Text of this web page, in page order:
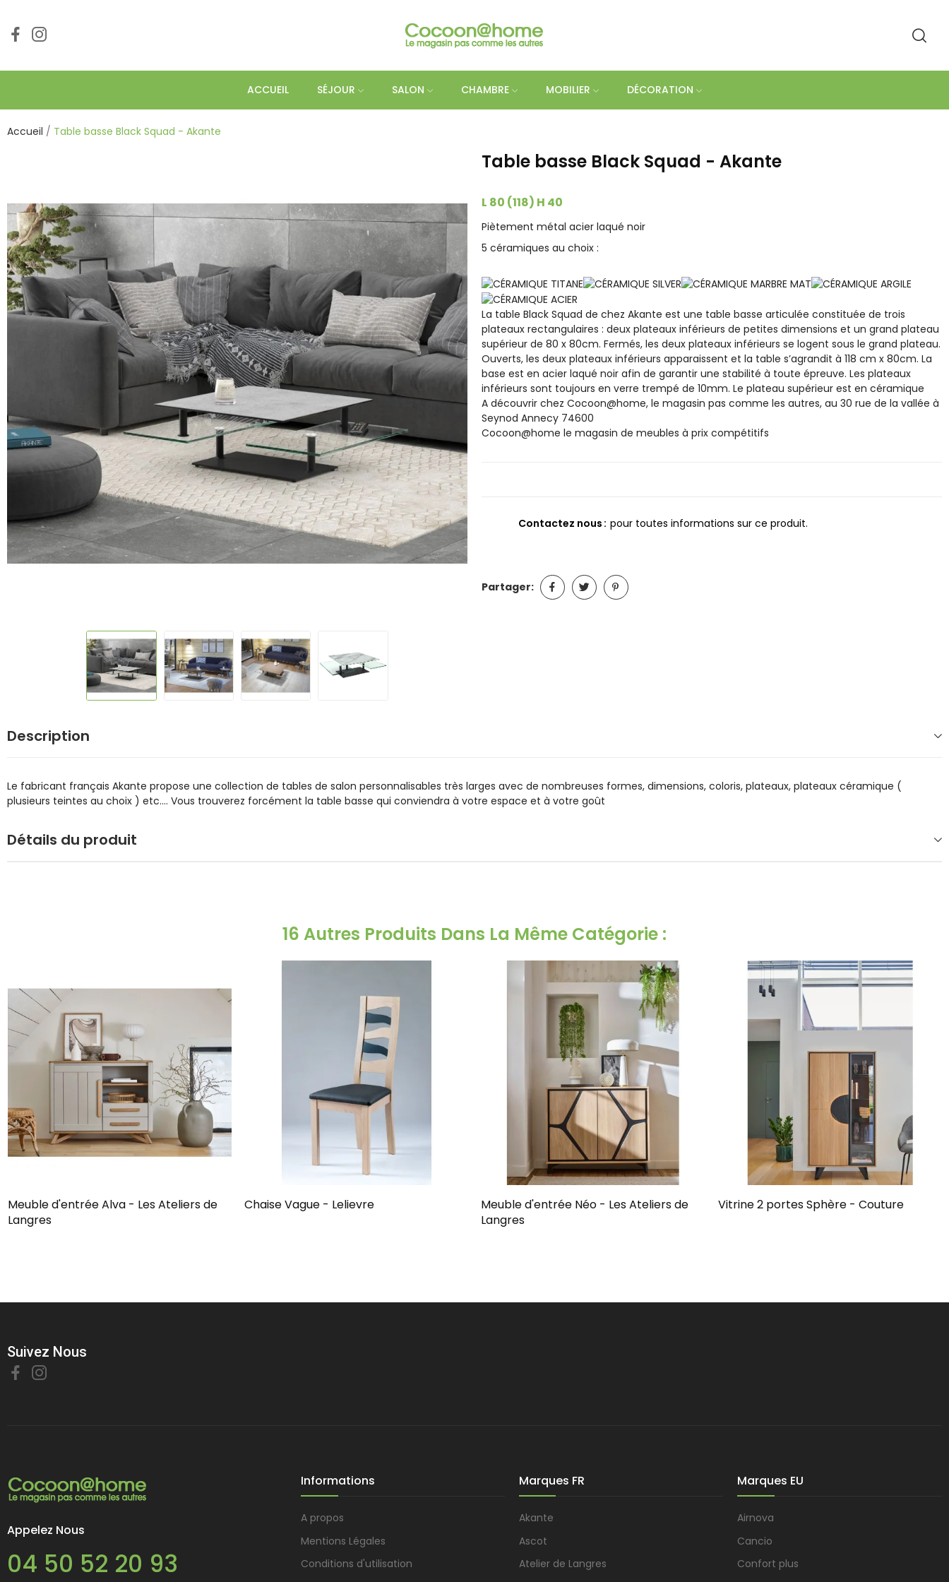
ACCUEIL SÉJOUR SALON CHAMBRE MOBILIER DÉCORATION
Accueil Table basse Black Squad - Akante
Table basse Black Squad - Akante
L 80 (118) H 40
Piètement métal acier laqué noir
5 céramiques au choix :
La table Black Squad de chez Akante est une table basse articulée constituée de trois
plateaux rectangulaires : deux plateaux inférieurs de petites dimensions et un grand plateau
supérieur de 80 x 80cm. Fermés, les deux plateaux inférieurs se logent sous le grand plateau.
Ouverts, les deux plateaux inférieurs apparaissent et la table s’agrandit à 118 cm x 80cm. La
base est en acier laqué noir afin de garantir une stabilité à toute épreuve. Les plateaux
inférieurs sont toujours en verre trempé de 10mm. Le plateau supérieur est en céramique
A découvrir chez Cocoon@home, le magasin pas comme les autres, au 30 rue de la vallée à
Seynod Annecy 74600
Cocoon@home le magasin de meubles à prix compétitifs
Contactez nous pour toutes informations sur ce produit.
Partager:
Description
Le fabricant français Akante propose une collection de tables de salon personnalisables très larges avec de nombreuses formes, dimensions, coloris, plateaux, plateaux céramique (
plusieurs teintes au choix ) etc.... Vous trouverez forcément la table basse qui conviendra à votre espace et à votre goût
Détails du produit
16 Autres Produits Dans La Même Catégorie :
Meuble d'entrée Alva - Les Ateliers de
Langres
Chaise Vague - Lelievre
Meuble d'entrée Néo - Les Ateliers de
Langres
Vitrine 2 portes Sphère - Couture
Suivez Nous
Appelez Nous
04 50 52 20 93
Informations
A propos
Mentions Légales
Conditions d'utilisation
Marques FR
Akante
Ascot
Atelier de Langres
Marques EU
Airnova
Cancio
Confort plus